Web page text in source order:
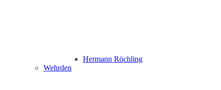
Hermann Röchling
Wehrden